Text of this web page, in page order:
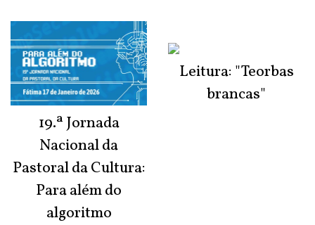
19.ª Jornada
Nacional da
Pastoral da Cultura:
Para além do
algoritmo
Leitura: "Teorbas
brancas"